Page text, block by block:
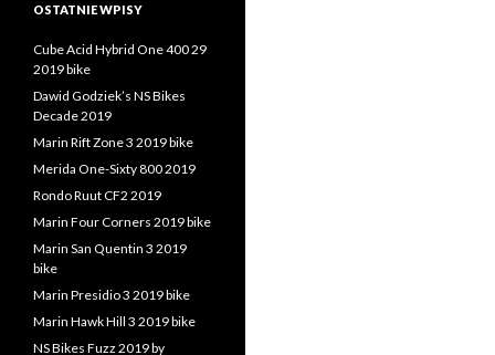
OSTATNIE WPISY
Cube Acid Hybrid One 400 29
2019 bike
Dawid Godziek’s NS Bikes
Decade 2019
Marin Rift Zone 3 2019 bike
Merida One-Sixty 800 2019
Rondo Ruut CF2 2019
Marin Four Corners 2019 bike
Marin San Quentin 3 2019
bike
Marin Presidio 3 2019 bike
Marin Hawk Hill 3 2019 bike
NS Bikes Fuzz 2019 by